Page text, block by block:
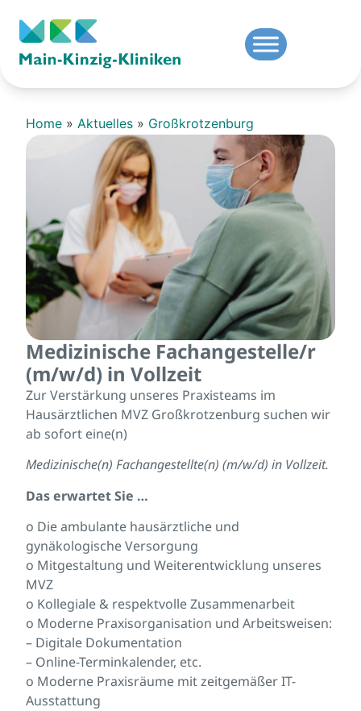
Home » Aktuelles » Großkrotzenburg
Medizinische Fachangestelle/r
(m/w/d) in Vollzeit
Zur Verstärkung unseres Praxisteams im
Hausärztlichen MVZ Großkrotzenburg suchen wir
ab sofort eine(n)
Medizinische(n) Fachangestellte(n) (m/w/d) in Vollzeit.
Das erwartet Sie …
o Die ambulante hausärztliche und
gynäkologische Versorgung
o Mitgestaltung und Weiterentwicklung unseres
MVZ
o Kollegiale & respektvolle Zusammenarbeit
o Moderne Praxisorganisation und Arbeitsweisen:
– Digitale Dokumentation
– Online-Terminkalender, etc.
o Moderne Praxisräume mit zeitgemäßer IT-
Ausstattung